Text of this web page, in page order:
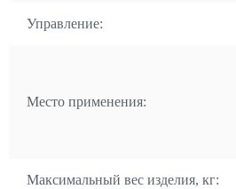
Управление:
Место применения:
Максимальный вес изделия, кг: